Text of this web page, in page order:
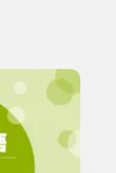
關鍵字